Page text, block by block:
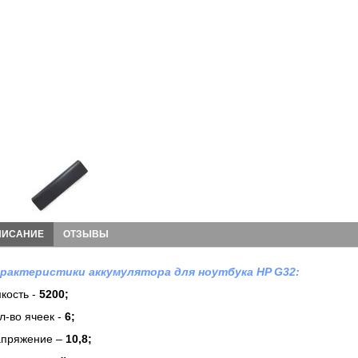
ОТЗЫВЫ
аккумулятора для ноутбука HP G32:
- 5200;
во ячеек - 6;
– 10,8;